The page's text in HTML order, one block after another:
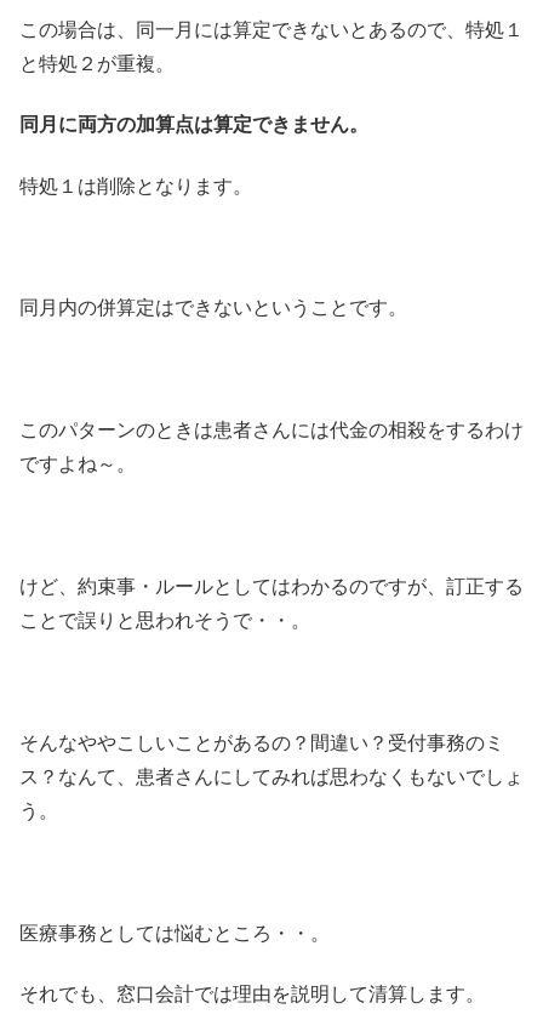
この場合は、同一月には算定できないとあるので、特処１
と特処２が重複。
同月に両方の加算点は算定できません。
特処１は削除となります。
同月内の併算定はできないということです。
このパターンのときは患者さんには代金の相殺をするわけ
ですよね～。
けど、約束事・ルールとしてはわかるのですが、訂正する
ことで誤りと思われそうで・・。
そんなややこしいことがあるの？間違い？受付事務のミ
ス？なんて、患者さんにしてみれば思わなくもないでしょ
う。
医療事務としては悩むところ・・。
それでも、窓口会計では理由を説明して清算します。